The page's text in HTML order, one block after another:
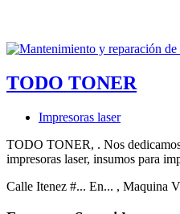
TODO TONER
Impresoras laser
TODO TONER, . Nos
impresoras laser, insumos para
Calle Itenez #... En... , Maquina